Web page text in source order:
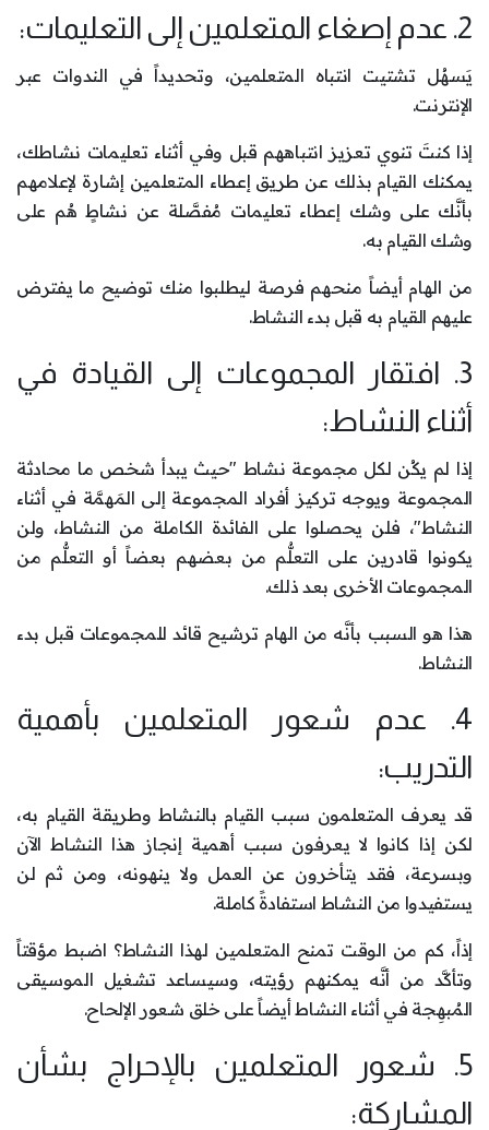
2. عدم إصغاء المتعلمين إلى التعليمات:
يَسهُل تشتيت انتباه المتعلمين، وتحديداً في الندوات عبر
الإنترنت.
إذا كنتَ تنوي تعزيز انتباههم قبل وفي أثناء تعليمات نشاطك،
يمكنك القيام بذلك عن طريق إعطاء المتعلمين إشارة لإعلامهم
بأنَّك على وشك إعطاء تعليمات مُفصَّلة عن نشاطٍ هُم على
وشك القيام به.
من الهام أيضاً منحهم فرصة ليطلبوا منك توضيح ما يفترض
عليهم القيام به قبل بدء النشاط.
3. افتقار المجموعات إلى القيادة في
أثناء النشاط:
إذا لم يكُن لكل مجموعة نشاط "حيث يبدأ شخص ما محادثة
المجموعة ويوجه تركيز أفراد المجموعة إلى المَهمَّة في أثناء
النشاط"، فلن يحصلوا على الفائدة الكاملة من النشاط، ولن
يكونوا قادرين على التعلُّم من بعضهم بعضاً أو التعلُّم من
المجموعات الأخرى بعد ذلك.
هذا هو السبب بأنَّه من الهام ترشيح قائد للمجموعات قبل بدء
النشاط.
4. عدم شعور المتعلمين بأهمية
التدريب:
قد يعرف المتعلمون سبب القيام بالنشاط وطريقة القيام به،
لكن إذا كانوا لا يعرفون سبب أهمية إنجاز هذا النشاط الآن
وبسرعة، فقد يتأخرون عن العمل ولا ينهونه، ومن ثم لن
يستفيدوا من النشاط استفادةً كاملة.
إذاً، كم من الوقت تمنح المتعلمين لهذا النشاط؟ اضبط مؤقتاً
وتأكَّد من أنَّه يمكنهم رؤيته، وسيساعد تشغيل الموسيقى
المُبهِجة في أثناء النشاط أيضاً على خلق شعور الإلحاح.
5. شعور المتعلمين بالإحراج بشأن
المشاركة: